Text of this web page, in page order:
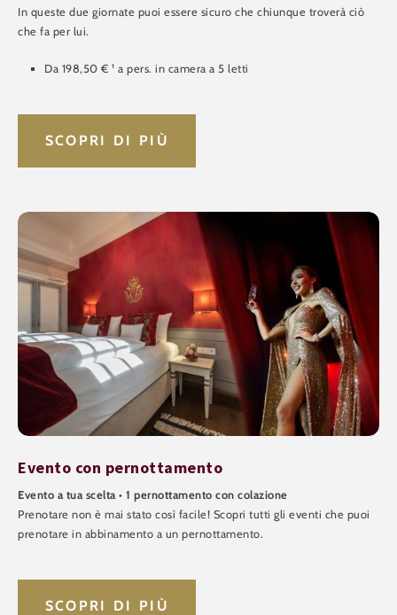
In queste due giornate puoi essere sicuro che chiunque troverà ciò
che fa per lui.
Da 198,50 € ¹ a pers. in camera a 5 letti
SCOPRI DI PIÙ
Evento con pernottamento
Evento a tua scelta • 1 pernottamento con colazione
Prenotare non è mai stato così facile! Scopri tutti gli eventi che puoi
prenotare in abbinamento a un pernottamento.
SCOPRI DI PIÙ